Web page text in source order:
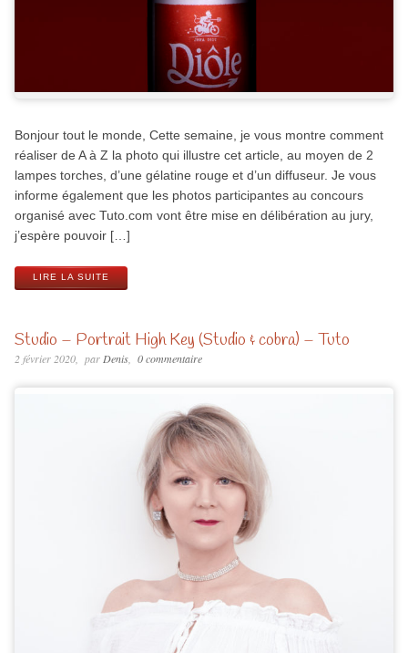
Bonjour tout le monde, Cette semaine, je vous montre comment
réaliser de A à Z la photo qui illustre cet article, au moyen de 2
lampes torches, d’une gélatine rouge et d’un diffuseur. Je vous
informe également que les photos participantes au concours
organisé avec Tuto.com vont être mise en délibération au jury,
j’espère pouvoir […]
LIRE LA SUITE
Studio – Portrait High Key (Studio & cobra) – Tuto
2 février 2020 par Denis 0 commentaire